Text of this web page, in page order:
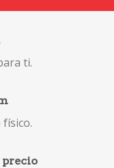
ti.
precio